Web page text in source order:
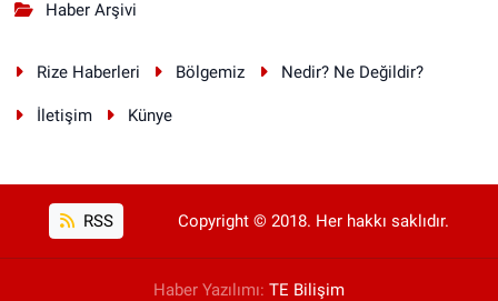
Haber Arşivi
Rize Haberleri Bölgemiz Nedir? Ne Değildir?
İletişim Künye
RSS Copyright © 2018. Her hakkı saklıdır.
Haber Yazılımı: TE Bilişim